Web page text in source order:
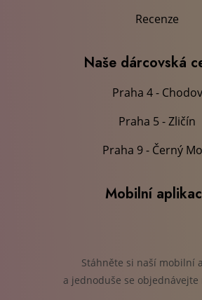
Recenze
Naše dárcovská
Praha 4 - Chodov
Praha 5 - Zličín
Praha 9 - Černý
Mobilní
Stáhněte si naší mobilní
a jednoduše se objednávejte